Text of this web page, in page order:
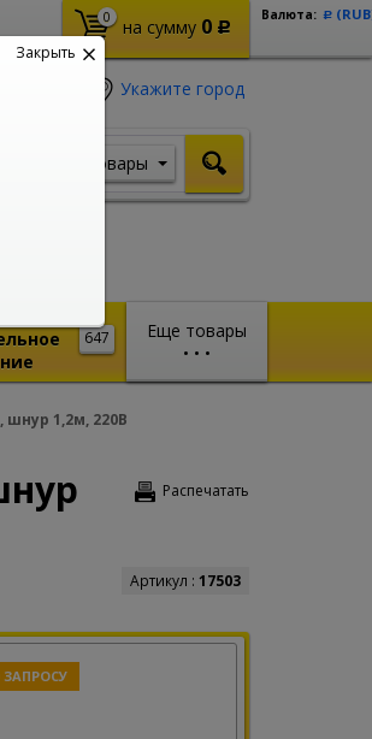
0 на сумму 0 Р
Валюта: Р
Укажите город
Товары
Еще товары
• • •
647
шнур 1,2м, 220В
Распечатать
Артикул : 17503
ЗАПРОСУ
Закрыть